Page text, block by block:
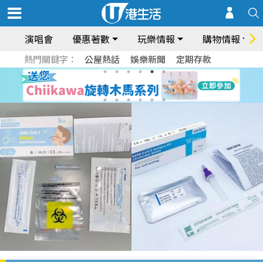
演唱會 優惠著數 玩樂情報 購物情報
熱門關鍵字： 公屋熱話 娛樂新聞 定期存款